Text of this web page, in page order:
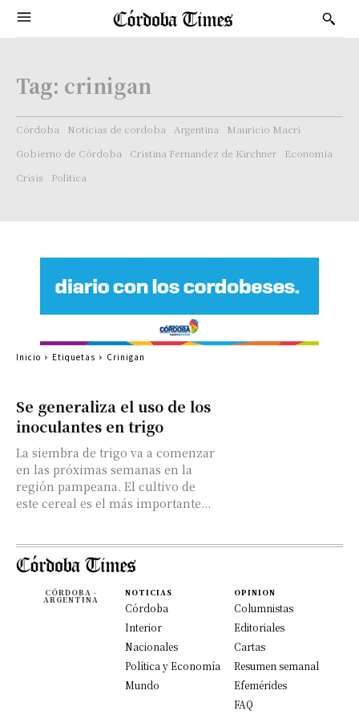
Tag: crinigan
Córdoba Noticias de cordoba Argentina
Mauricio Macri
Gobierno de Córdoba
Cristina Fernandez de Kirchner
Economía
Crisis
Politica
Se generaliza el uso de los
inoculantes en trigo
La siembra de trigo va a comenzar
en las próximas semanas en la
región pampeana. El cultivo de
este cereal es el más importante...
Inicio Etiquetas Crinigan
CÓRDOBA -
ARGENTINA
NOTICIAS
Córdoba
Interior
Nacionales
Política y Economía
Mundo
OPINION
Columnistas
Editoriales
Cartas
Resumen semanal
Efemérides
FAQ